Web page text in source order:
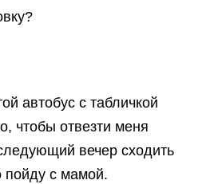
автобус с табличкой
чтобы отвезти меня
вечер сходить
пойду с мамой.